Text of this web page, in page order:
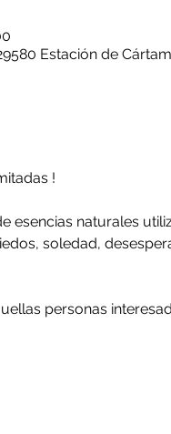
Estación de
!
esencias naturales
soledad,
personas